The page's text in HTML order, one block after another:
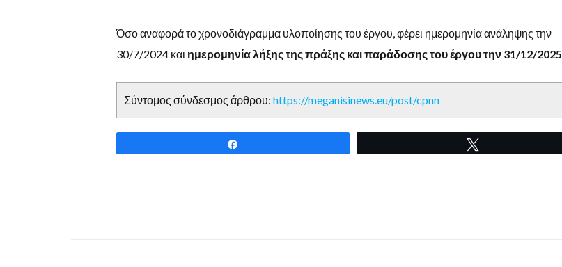
Όσο αναφορά το χρονοδιάγραμμα υλοποίησης του έργου, φέρει ημερομηνία ανάληψης την
30/7/2024 και ημερομηνία λήξης της πράξης και παράδοσης του έργου την 31/12/2025
Σύντομος σύνδεσμος άρθρου: https://meganisinews.eu/post/cpnn